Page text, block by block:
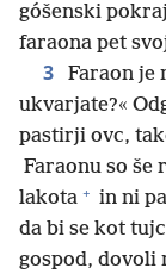
góšenski
faraona pet
3
Faraon je
ukvarjate?«
pastirji ovc,
Faraonu so še
lakota + in ni
da bi se kot
gospod, dovoli